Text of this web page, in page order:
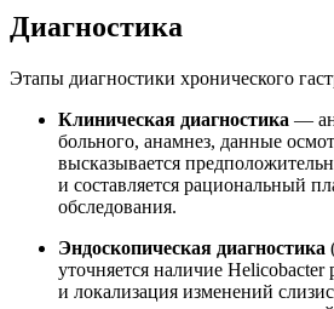
Диагностика
Этапы диагностики хронического
Клиническая диагностика —
больного, анамнез, данные
высказывается
и составляется рациональный
обследования.
Эндоскопическая диагностика
уточняется наличие Helicobacter
и локализация изменений